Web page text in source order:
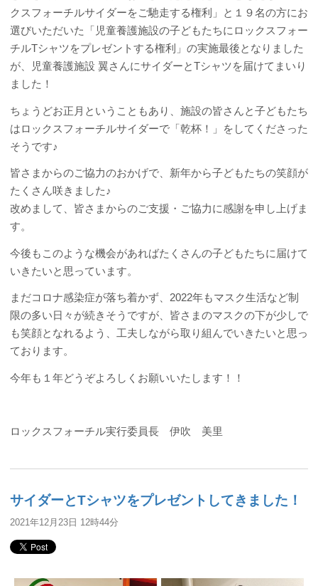
クスフォーチルサイダーをご馳走する権利」と１９名の方にお
選びいただいた「児童養護施設の子どもたちにロックスフォー
チルTシャツをプレゼントする権利」の実施最後となりました
が、児童養護施設 翼さんにサイダーとTシャツを届けてまいり
ました！
ちょうどお正月ということもあり、施設の皆さんと子どもたち
はロックスフォーチルサイダーで「乾杯！」をしてくださった
そうです♪
皆さまからのご協力のおかげで、新年から子どもたちの笑顔が
たくさん咲きました♪
改めまして、皆さまからのご支援・ご協力に感謝を申し上げま
す。
今後もこのような機会があればたくさんの子どもたちに届けて
いきたいと思っています。
まだコロナ感染症が落ち着かず、2022年もマスク生活など制
限の多い日々が続きそうですが、皆さまのマスクの下が少しで
も笑顔となれるよう、工夫しながら取り組んでいきたいと思っ
ております。
今年も１年どうぞよろしくお願いいたします！！
ロックスフォーチル実行委員長 伊吹 美里
サイダーとTシャツをプレゼントしてきました！
2021年12月23日 12時44分